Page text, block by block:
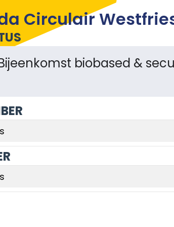
Circulair
biobased &